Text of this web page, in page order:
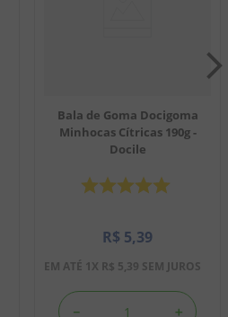
Bala de Goma Docigoma
Minhocas Cítricas 190g -
Docile
R$ 5,39
EM ATÉ 1X R$ 5,39 SEM JUROS
＋
－